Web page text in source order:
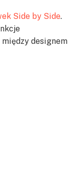
Side by Side.
designem